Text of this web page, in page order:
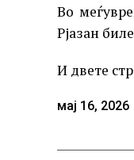
Во
Рјазан
И двете
мај 16, 2026